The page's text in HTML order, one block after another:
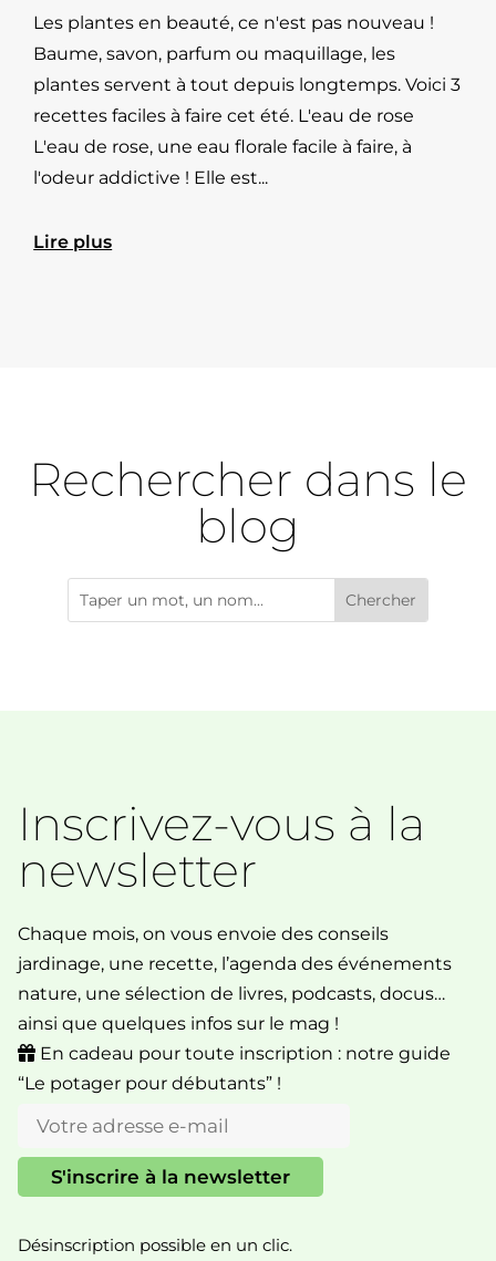
Les plantes en beauté, ce n'est pas nouveau !
Baume, savon, parfum ou maquillage, les
plantes servent à tout depuis longtemps. Voici 3
recettes faciles à faire cet été. L'eau de rose
L'eau de rose, une eau florale facile à faire, à
l'odeur addictive ! Elle est...
Lire plus
Rechercher dans le
blog
Inscrivez-vous à la
newsletter
Chaque mois, on vous envoie des conseils
jardinage, une recette, l’agenda des événements
nature, une sélection de livres, podcasts, docus…
ainsi que quelques infos sur le mag !
En cadeau pour toute inscription : notre guide
“Le potager pour débutants” !
Désinscription possible en un clic.